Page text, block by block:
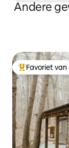
Andere
Topfavoriet
Favoriet